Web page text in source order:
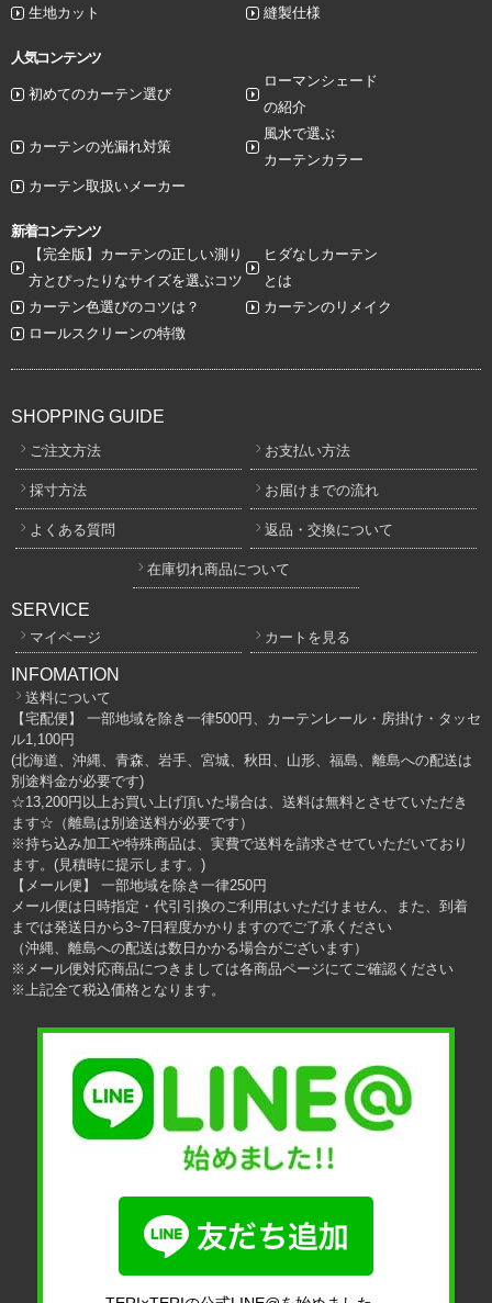
生地カット
縫製仕様
人気コンテンツ
初めてのカーテン選び
ローマンシェード
の紹介
カーテンの光漏れ対策
風水で選ぶ
カーテンカラー
カーテン取扱いメーカー
新着コンテンツ
【完全版】カーテンの正しい測り
方とぴったりなサイズを選ぶコツ
ヒダなしカーテン
とは
カーテン色選びのコツは？
カーテンのリメイク
ロールスクリーンの特徴
SHOPPING GUIDE
ご注文方法 お支払い方法
採寸方法 お届けまでの流れ
よくある質問 返品・交換について
在庫切れ商品について
SERVICE
マイページ カートを見る
INFOMATION
送料について
【宅配便】 一部地域を除き一律500円、カーテンレール・房掛け・タッセ
ル1,100円
(北海道、沖縄、青森、岩手、宮城、秋田、山形、福島、離島への配送は
別途料金が必要です)
☆13,200円以上お買い上げ頂いた場合は、送料は無料とさせていただき
ます☆（離島は別途送料が必要です）
※持ち込み加工や特殊商品は、実費で送料を請求させていただいており
ます。(見積時に提示します。)
【メール便】 一部地域を除き一律250円
メール便は日時指定・代引引換のご利用はいただけません、また、到着
までは発送日から3~7日程度かかりますのでご了承ください
（沖縄、離島への配送は数日かかる場合がございます）
※メール便対応商品につきましては各商品ページにてご確認ください
※上記全て税込価格となります。